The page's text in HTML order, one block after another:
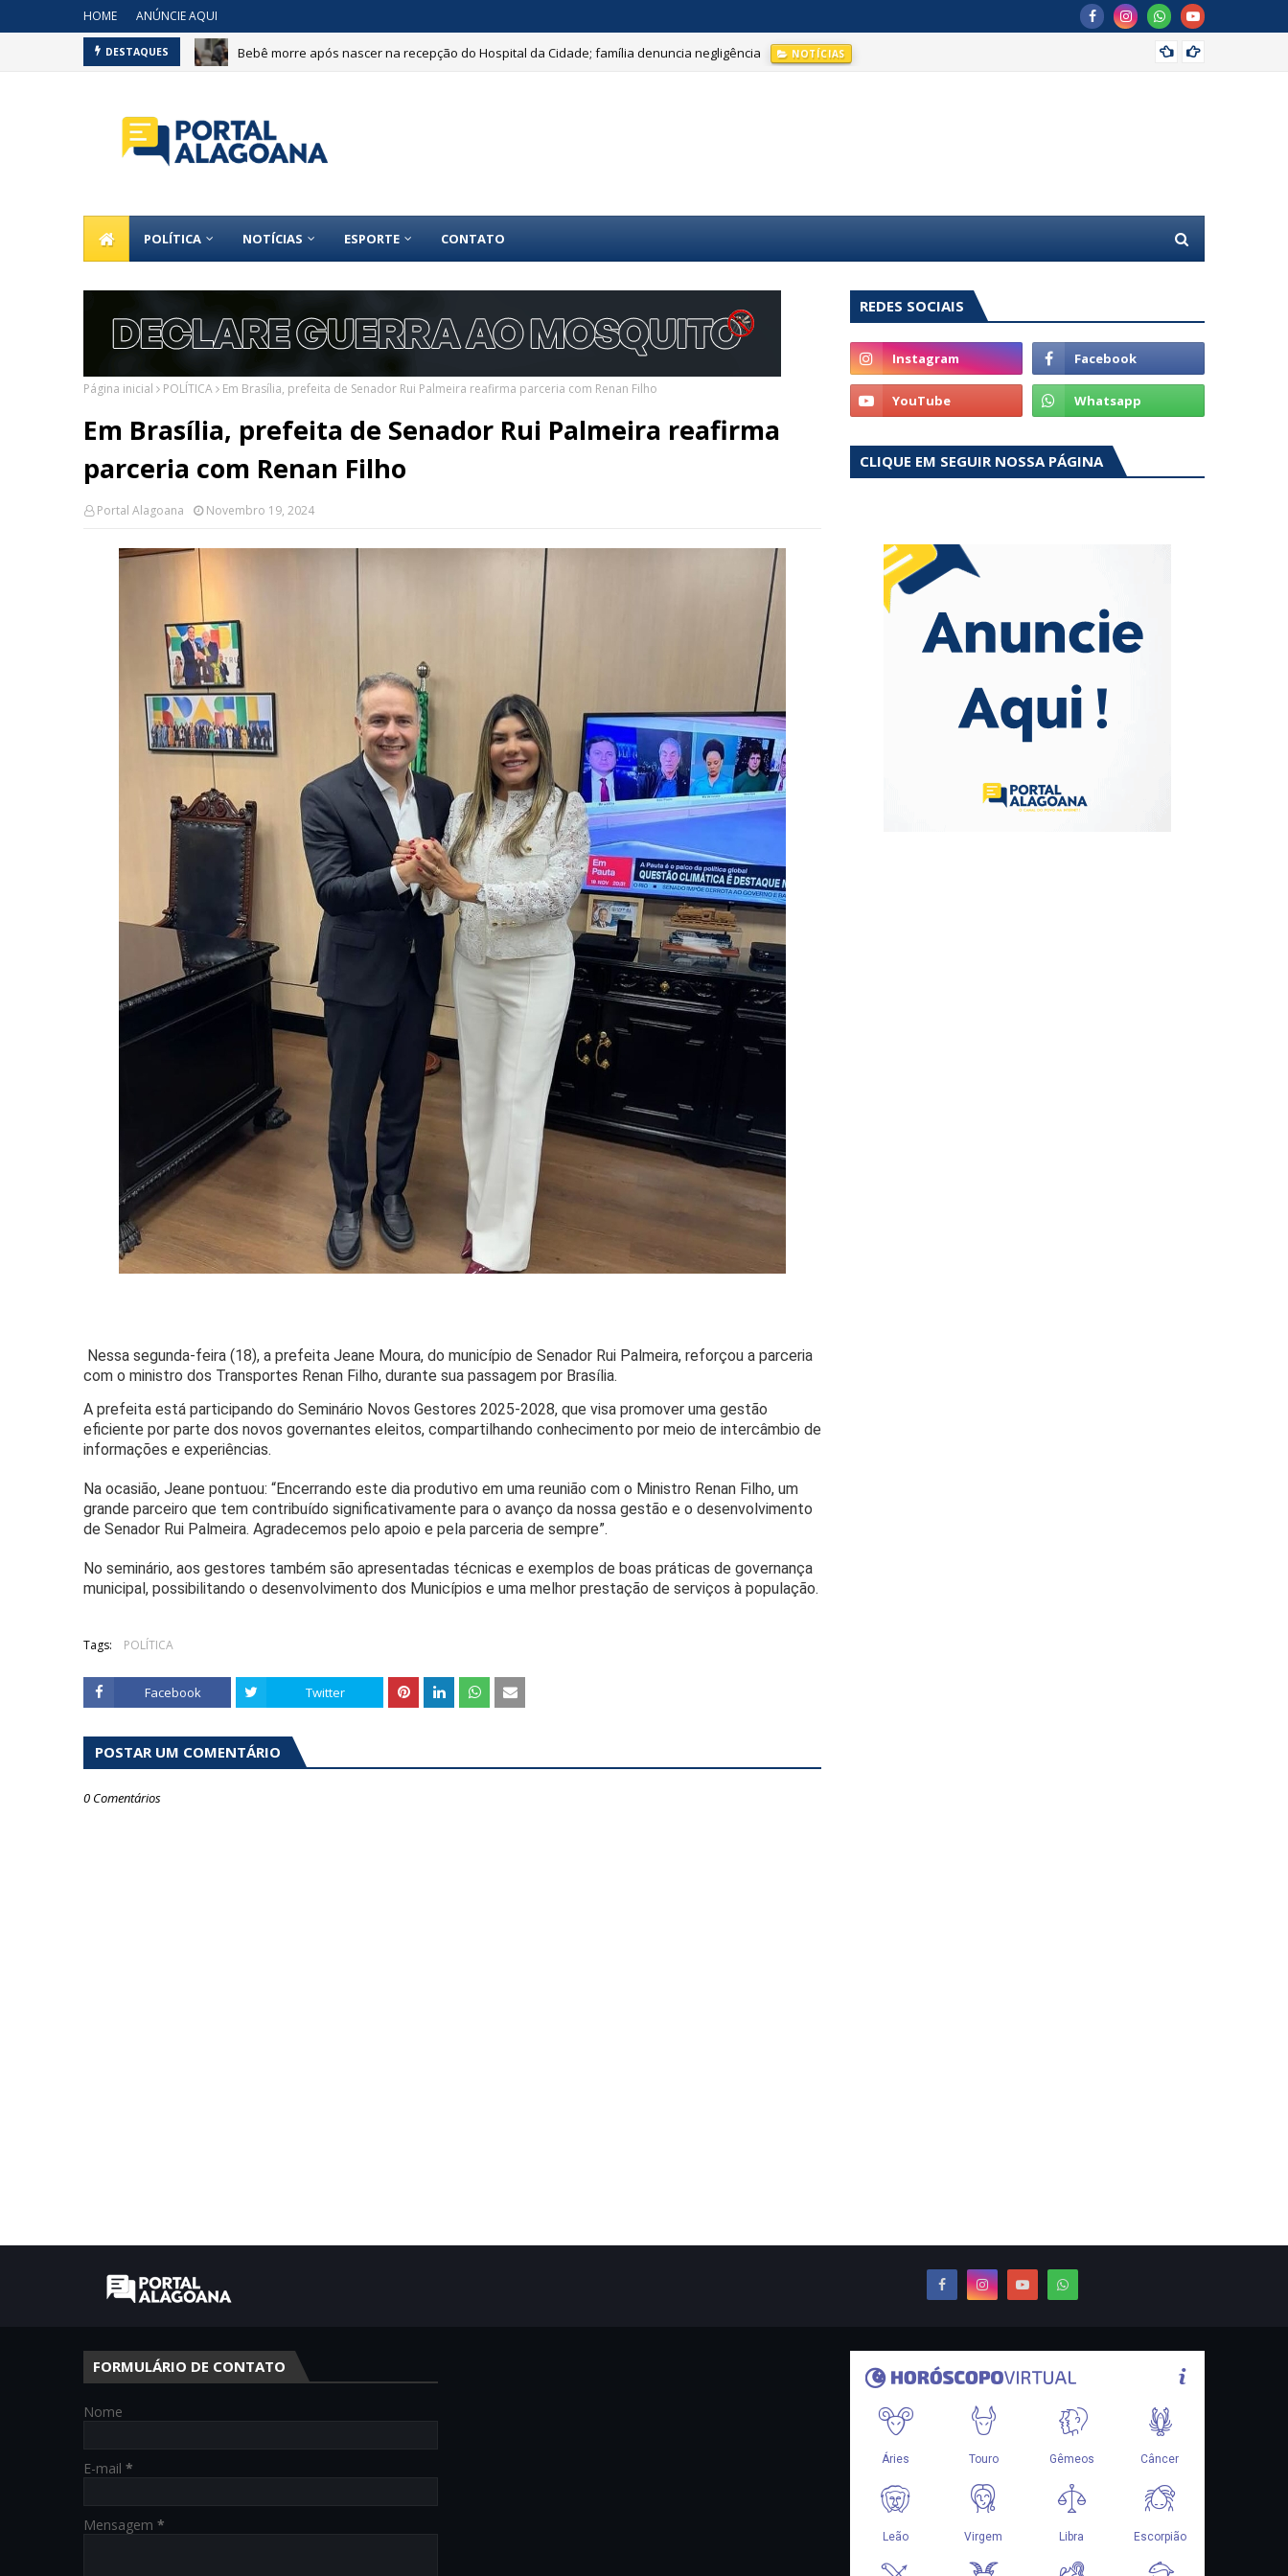
HOME ANÚNCIE AQUI
DESTAQUES Bebê morre após nascer na recepção do Hospital da Cidade; família denuncia negligência NOTÍCIAS
POLÍTICA NOTÍCIAS ESPORTE CONTATO
Página inicial POLÍTICA Em Brasília, prefeita de Senador Rui Palmeira reafirma parceria com Renan Filho
Em Brasília, prefeita de Senador Rui Palmeira reafirma
parceria com Renan Filho
Portal Alagoana Novembro 19, 2024
Nessa segunda-feira (18), a prefeita Jeane Moura, do município de Senador Rui Palmeira, reforçou a parceria
com o ministro dos Transportes Renan Filho, durante sua passagem por Brasília.
A prefeita está participando do Seminário Novos Gestores 2025-2028, que visa promover uma gestão
eficiente por parte dos novos governantes eleitos, compartilhando conhecimento por meio de intercâmbio de
informações e experiências.
Na ocasião, Jeane pontuou: “Encerrando este dia produtivo em uma reunião com o Ministro Renan Filho, um
grande parceiro que tem contribuído significativamente para o avanço da nossa gestão e o desenvolvimento
de Senador Rui Palmeira. Agradecemos pelo apoio e pela parceria de sempre”.
No seminário, aos gestores também são apresentadas técnicas e exemplos de boas práticas de governança
municipal, possibilitando o desenvolvimento dos Municípios e uma melhor prestação de serviços à população.
Tags: POLÍTICA
Facebook Twitter
POSTAR UM COMENTÁRIO
0 Comentários
REDES SOCIAIS
CLIQUE EM SEGUIR NOSSA PÁGINA
FORMULÁRIO DE CONTATO
Nome
E-mail *
Mensagem *